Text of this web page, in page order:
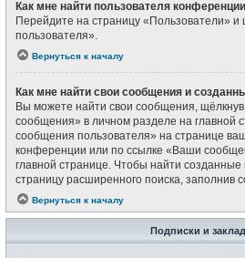
Как мне найти пользователя
Перейдите на страницу «Пользователи»
пользователя».
Вернуться к началу
Как мне найти свои сообщения и
Вы можете найти свои сообщения,
сообщения» в личном разделе на главной
сообщения пользователя» на странице
конференции или по ссылке «Ваши
главной странице. Чтобы найти
страницу расширенного поиска, заполнив
Вернуться к началу
Подписки и